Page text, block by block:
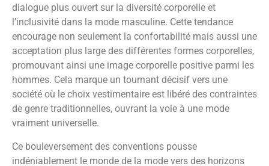
dialogue plus ouvert sur la diversité corporelle et
l’inclusivité dans la mode masculine. Cette tendance
encourage non seulement la confortabilité mais aussi une
acceptation plus large des différentes formes corporelles,
promouvant ainsi une image corporelle positive parmi les
hommes. Cela marque un tournant décisif vers une
société où le choix vestimentaire est libéré des contraintes
de genre traditionnelles, ouvrant la voie à une mode
vraiment universelle.
Ce bouleversement des conventions pousse
indéniablement le monde de la mode vers des horizons